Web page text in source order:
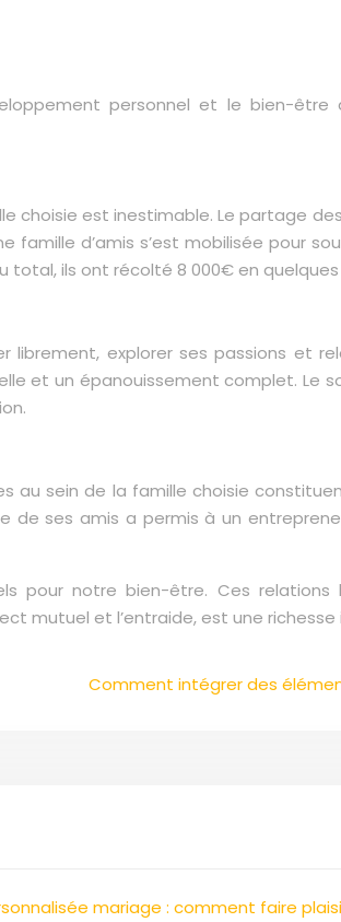
personnel et le bien-être
choisie est inestimable. Le partage
d’amis s’est mobilisée pour
ils ont récolté 8 000€ en quelques
librement, explorer ses passions et
et un épanouissement complet. Le
au sein de la famille choisie
de ses amis a permis à un
pour notre bien-être. Ces
mutuel et l’entraide, est une richesse
Comment intégrer des
mariage : comment faire